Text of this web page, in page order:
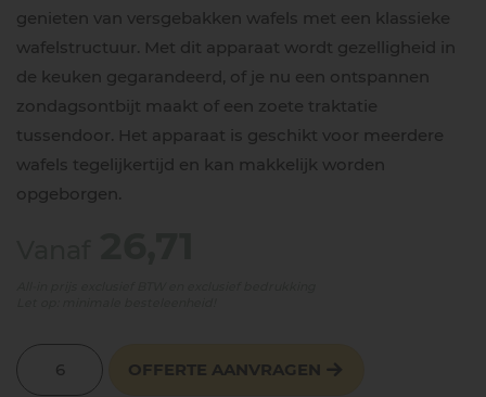
genieten van versgebakken wafels met een klassieke
wafelstructuur. Met dit apparaat wordt gezelligheid in
de keuken gegarandeerd, of je nu een ontspannen
zondagsontbijt maakt of een zoete traktatie
tussendoor. Het apparaat is geschikt voor meerdere
wafels tegelijkertijd en kan makkelijk worden
opgeborgen.
OFFERTE AANVRAGEN